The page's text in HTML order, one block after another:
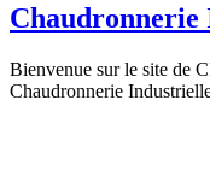
Chaudronnerie
Bienvenue sur le site de
Chaudronnerie